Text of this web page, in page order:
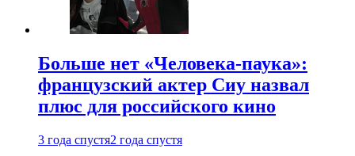
Больше нет «Человека-паука»:
французский актер Сиу назвал
плюс для российского кино
3 года спустя2 года спустя